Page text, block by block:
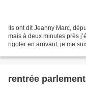
Ils ont dit Jeanny Marc,
mais à deux minutes près
rigoler en arrivant, je me
rentrée